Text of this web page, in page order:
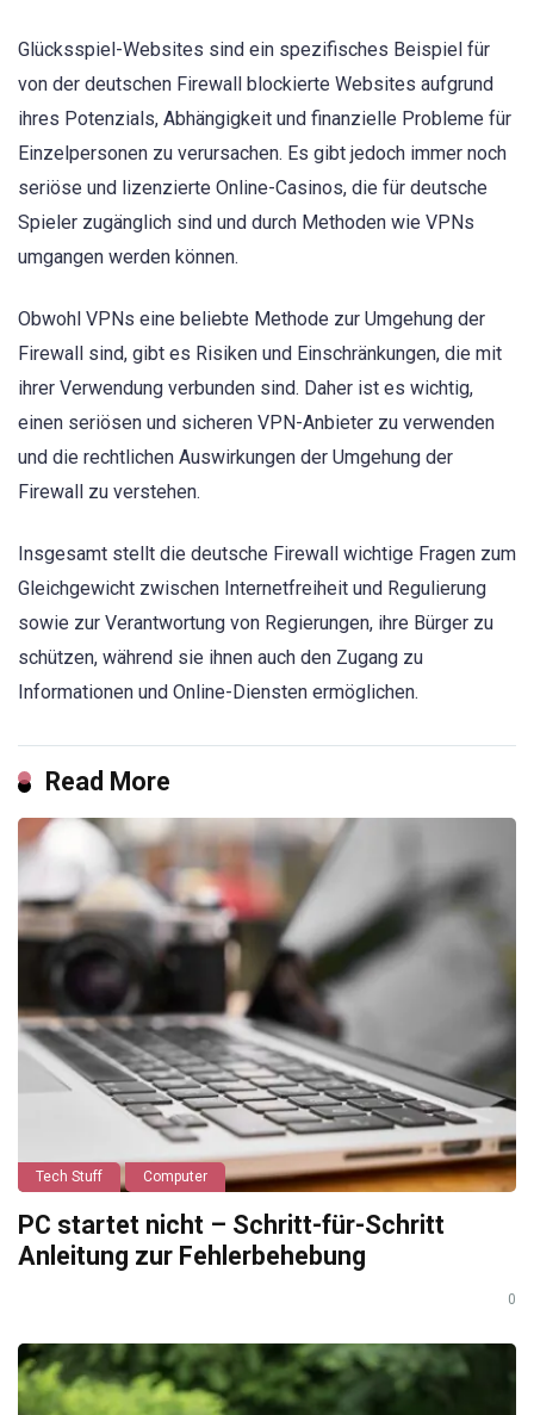
Glücksspiel-Websites sind ein spezifisches Beispiel für
von der deutschen Firewall blockierte Websites aufgrund
ihres Potenzials, Abhängigkeit und finanzielle Probleme für
Einzelpersonen zu verursachen. Es gibt jedoch immer noch
seriöse und lizenzierte Online-Casinos, die für deutsche
Spieler zugänglich sind und durch Methoden wie VPNs
umgangen werden können.
Obwohl VPNs eine beliebte Methode zur Umgehung der
Firewall sind, gibt es Risiken und Einschränkungen, die mit
ihrer Verwendung verbunden sind. Daher ist es wichtig,
einen seriösen und sicheren VPN-Anbieter zu verwenden
und die rechtlichen Auswirkungen der Umgehung der
Firewall zu verstehen.
Insgesamt stellt die deutsche Firewall wichtige Fragen zum
Gleichgewicht zwischen Internetfreiheit und Regulierung
sowie zur Verantwortung von Regierungen, ihre Bürger zu
schützen, während sie ihnen auch den Zugang zu
Informationen und Online-Diensten ermöglichen.
Read More
Tech Stuff Computer
PC startet nicht – Schritt-für-Schritt
Anleitung zur Fehlerbehebung
0